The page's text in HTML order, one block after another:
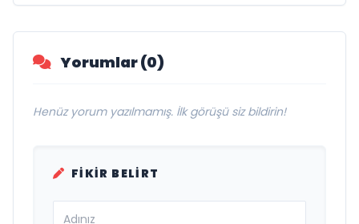
Yorumlar (0)
Henüz yorum yazılmamış. İlk görüşü siz bildirin!
FIKIR BELIRT